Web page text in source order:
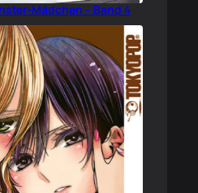
Mädchen – Band 4